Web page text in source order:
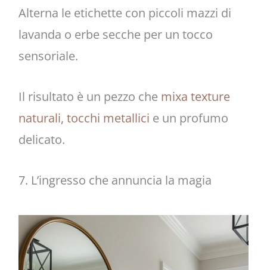
Alterna le etichette con piccoli mazzi di
lavanda o erbe secche per un tocco
sensoriale.
Il risultato è un pezzo che mixa texture
naturali, tocchi metallici e un profumo
delicato.
7. L’ingresso che annuncia la magia